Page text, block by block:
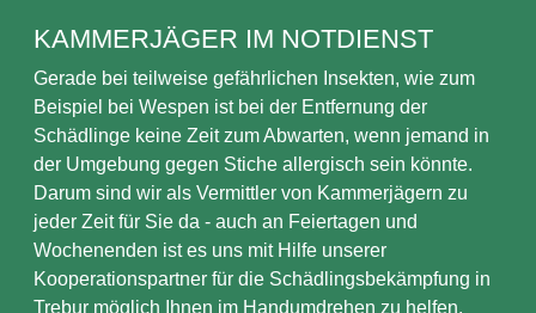
KAMMERJÄGER IM NOTDIENST
Gerade bei teilweise gefährlichen Insekten, wie zum
Beispiel bei Wespen ist bei der Entfernung der
Schädlinge keine Zeit zum Abwarten, wenn jemand in
der Umgebung gegen Stiche allergisch sein könnte.
Darum sind wir als Vermittler von Kammerjägern zu
jeder Zeit für Sie da - auch an Feiertagen und
Wochenenden ist es uns mit Hilfe unserer
Kooperationspartner für die Schädlingsbekämpfung in
Trebur möglich Ihnen im Handumdrehen zu helfen.